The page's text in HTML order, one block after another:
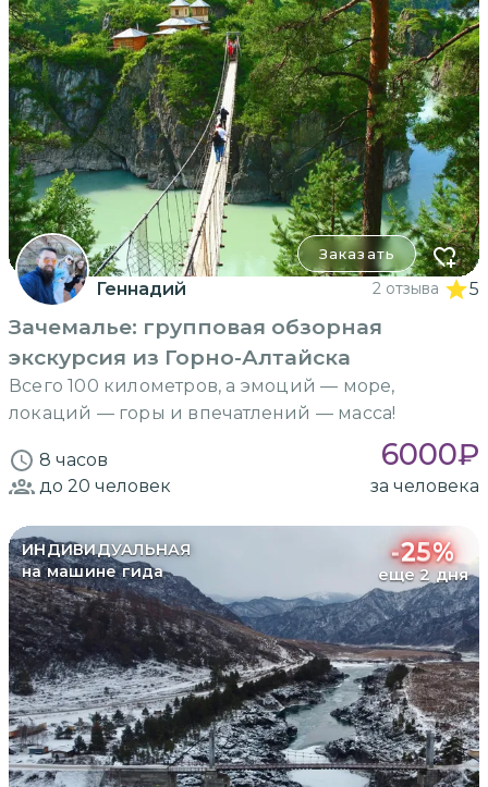
Заказать
Геннадий 2 отзыва 5
Зачемалье: групповая обзорная
экскурсия из Горно-Алтайска
Всего 100 километров, а эмоций — море,
локаций — горы и впечатлений — масса!
8 часов 6000₽
до 20 человек за человека
ИНДИВИДУАЛЬНАЯ
на машине гида
-25%
еще 2 дня